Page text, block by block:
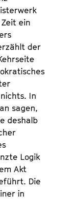
ein
der
In
sagen,
deshalb
Logik
Akt
Die
in